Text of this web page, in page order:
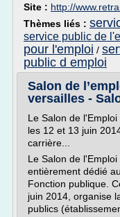
Site : http://
Thèmes liés :
service public de
pour l'emploi /
public d emploi
Salon de
versailles -
Le Salon de
les 12 et 13 juin
carrière...
Le Salon de
entièrement dédié
Fonction publique.
juin 2014, organise
publics